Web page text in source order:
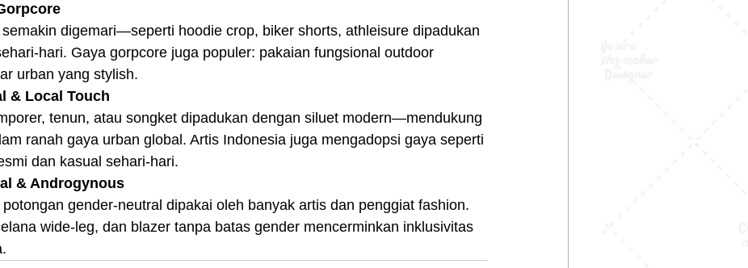
digemari—seperti hoodie crop, biker shorts, athleisure dipadukan
hari. Gaya gorpcore juga populer: pakaian fungsional outdoor
urban yang stylish.
& Local Touch
tenun, atau songket dipadukan dengan siluet modern—mendukung
ranah gaya urban global. Artis Indonesia juga mengadopsi gaya seperti
dan kasual sehari-hari.
& Androgynous
gender‑neutral dipakai oleh banyak artis dan penggiat fashion.
wide-leg, dan blazer tanpa batas gender mencerminkan inklusivitas